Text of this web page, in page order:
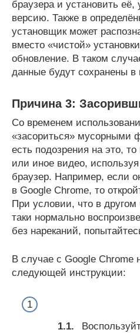
браузера и установить
версию. Также в
установщик может
вместо «чистой»
обновление. В таком
данные будут сохранены в
Причина 3:
Со временем
«засориться» мусорными
есть подозрения на это,
или иное видео,
браузер. Например, если
в Google Chrome, то
При условии, что в другом
таки нормально
без нареканий,
В случае с Google Chrome
следующей инструкции: